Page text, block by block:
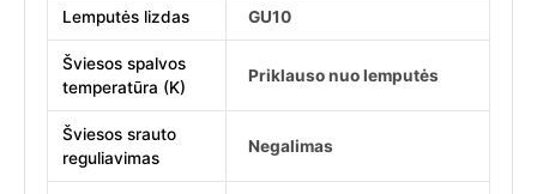
Lemputės lizdas GU10
Šviesos spalvos
temperatūra (K)
Priklauso nuo lemputės
Šviesos srauto
reguliavimas
Negalimas